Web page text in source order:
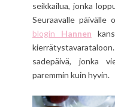
seikkailua, jonka
Seuraavalle
blogin Hannen
sadepäivä, jonka
paremmin kuin hyvin.